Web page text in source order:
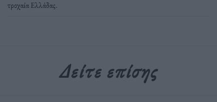
τροχαία Ελλάδας.
Δείτε επίσης